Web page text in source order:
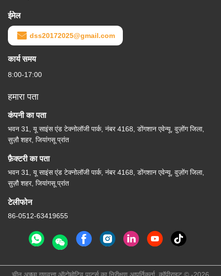
ईमेल
dss20172025@gmail.com
कार्य समय
8:00-17:00
हमारा पता
कंपनी का पता
भवन 31, यू साइंस एंड टेक्नोलॉजी पार्क, नंबर 4168, डोंगशान एवेन्यू, वुज़ोंग जिला,
सुज़ौ शहर, जियांगसू प्रांत
फ़ैक्टरी का पता
भवन 31, यू साइंस एंड टेक्नोलॉजी पार्क, नंबर 4168, डोंगशान एवेन्यू, वुज़ोंग जिला,
सुज़ौ शहर, जियांगसू प्रांत
टेलीफोन
86-0512-63419655